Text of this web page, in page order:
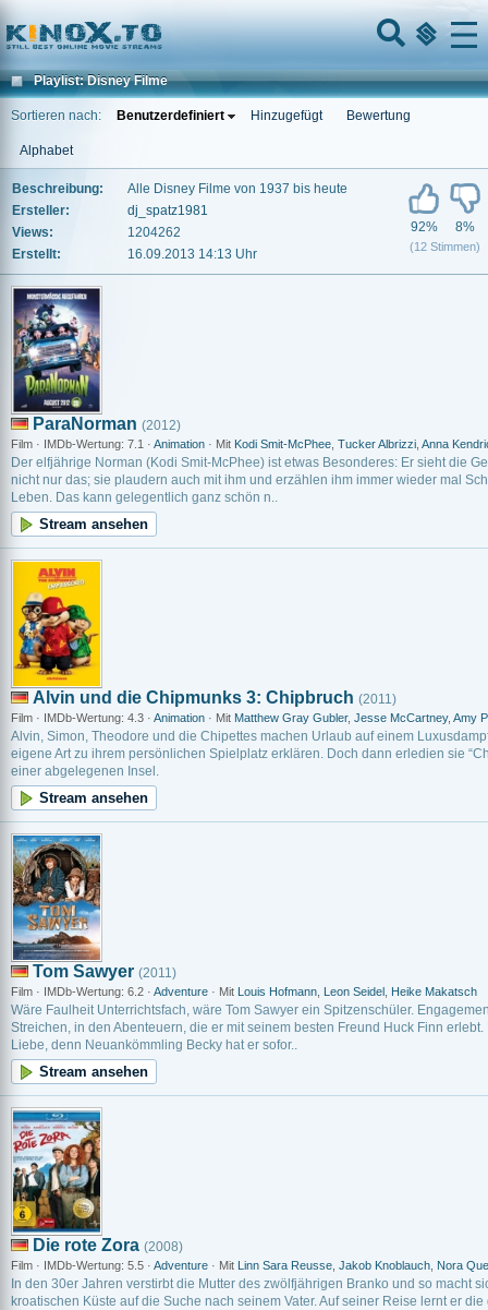
Home
Menu
Playlist: Disney Filme
Sortieren nach: Benutzerdefiniert Hinzugefügt Bewertung
Alphabet
Beschreibung:
Alle Disney Filme von 1937 bis heute
Ersteller:
dj_spatz1981
Views:
1204262
Erstellt:
16.09.2013 14:13 Uhr
92% 8%
(12 Stimmen)
ParaNorman (2012)
Film · IMDb-Wertung: 7.1 · Animation · Mit Kodi Smit-McPhee Tucker Albrizzi Anna
Der elfjährige Norman (Kodi Smit-McPhee) ist etwas Besonderes: Er sieht die
nicht nur das; sie plaudern auch mit ihm und erzählen ihm immer wieder mal
Leben. Das kann gelegentlich ganz schön n..
Stream ansehen
Alvin und die Chipmunks 3: Chipbruch (2011)
Film · IMDb-Wertung: 4.3 · Animation · Mit Matthew Gray Gubler, Jesse McCartney, Amy
Alvin, Simon, Theodore und die Chipettes machen Urlaub auf einem
eigene Art zu ihrem persönlichen Spielplatz erklären. Doch dann erledien sie
einer abgelegenen Insel.
Stream ansehen
Tom Sawyer (2011)
Film · IMDb-Wertung: 6.2 · Adventure · Mit Louis Hofmann Leon Seidel Heike Makatsch
Wäre Faulheit Unterrichtsfach, wäre Tom Sawyer ein Spitzenschüler.
Streichen, in den Abenteuern, die er mit seinem besten Freund Huck Finn
Liebe, denn Neuankömmling Becky hat er sofor..
Stream ansehen
Die rote Zora (2008)
Film · IMDb-Wertung: 5.5 · Adventure · Mit Linn Sara Reusse Jakob Knoblauch Nora
In den 30er Jahren verstirbt die Mutter des zwölfjährigen Branko und so macht
kroatischen Küste auf die Suche nach seinem Vater. Auf seiner Reise lernt er